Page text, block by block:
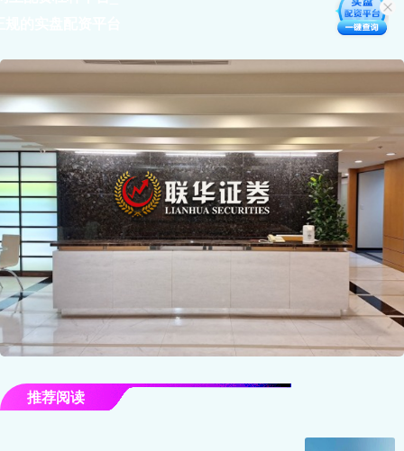
推荐阅读